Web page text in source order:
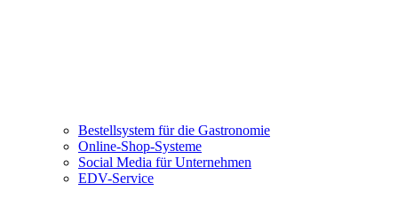
Bestellsystem für die Gastronomie
Online-Shop-Systeme
Social Media für Unternehmen
EDV-Service